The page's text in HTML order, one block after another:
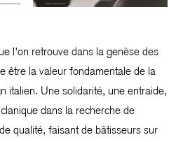
l’on retrouve dans la genèse des
être la valeur fondamentale de la
italien. Une solidarité, une entraide,
dans la recherche de
qualité, faisant de bâtisseurs sur